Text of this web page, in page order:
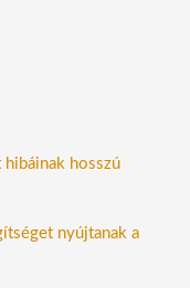
hibáinak hosszú
nyújtanak a